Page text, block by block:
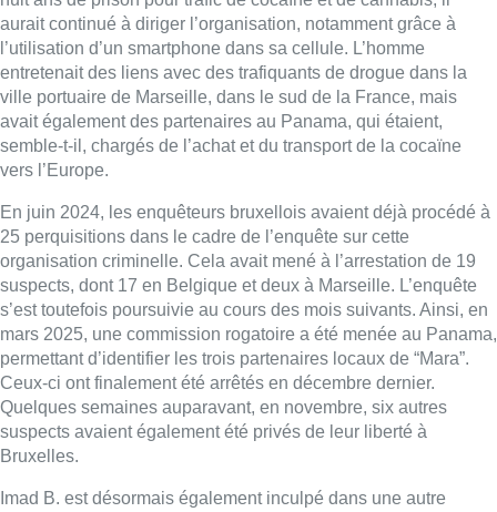
aurait continué à diriger l’organisation, notamment grâce à
l’utilisation d’un smartphone dans sa cellule. L’homme
entretenait des liens avec des trafiquants de drogue dans la
ville portuaire de Marseille, dans le sud de la France, mais
avait également des partenaires au Panama, qui étaient,
semble-t-il, chargés de l’achat et du transport de la cocaïne
vers l’Europe.
En juin 2024, les enquêteurs bruxellois avaient déjà procédé à
25 perquisitions dans le cadre de l’enquête sur cette
organisation criminelle. Cela avait mené à l’arrestation de 19
suspects, dont 17 en Belgique et deux à Marseille. L’enquête
s’est toutefois poursuivie au cours des mois suivants. Ainsi, en
mars 2025, une commission rogatoire a été menée au Panama,
permettant d’identifier les trois partenaires locaux de “Mara”.
Ceux-ci ont finalement été arrêtés en décembre dernier.
Quelques semaines auparavant, en novembre, six autres
suspects avaient également été privés de leur liberté à
Bruxelles.
Imad B. est désormais également inculpé dans une autre